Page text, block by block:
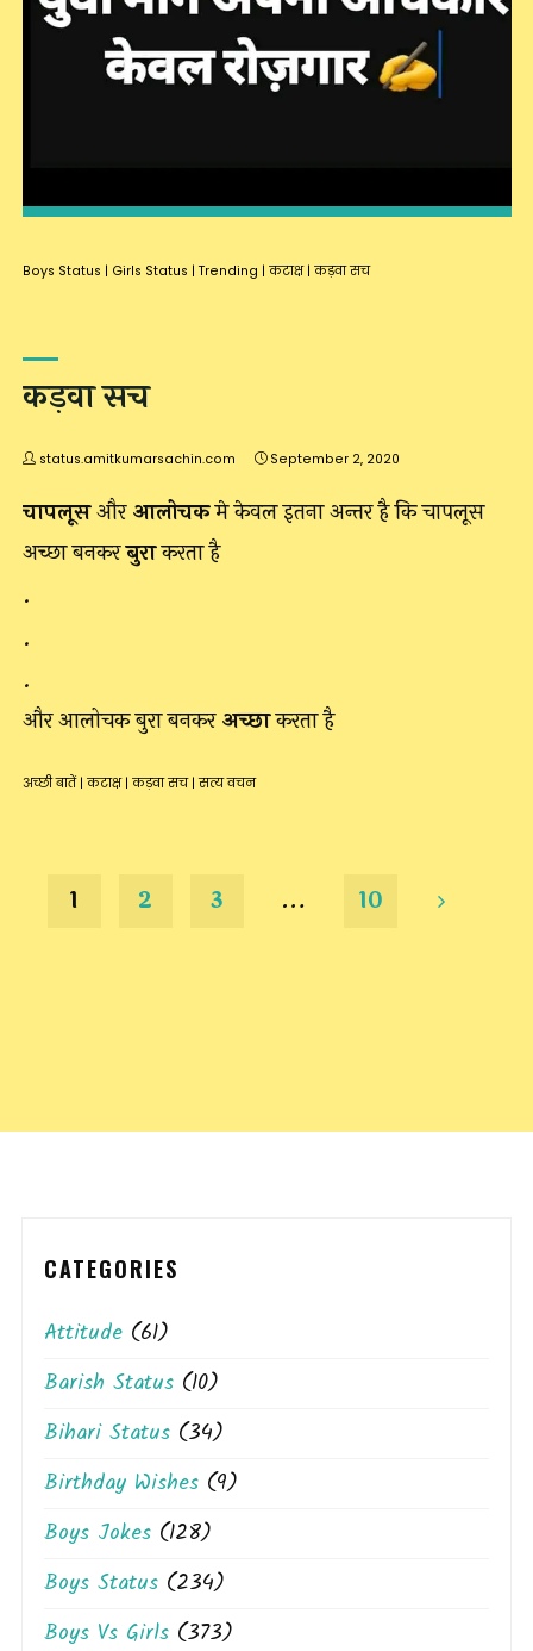
Boys Status | Girls Status | Trending | कटाक्ष | कड़वा सच
कड़वा सच
status.amitkumarsachin.com September 2, 2020
चापलूसऔरआलोचकमे केवल इतना अन्तर है कि चापलूस
अच्छा बनकरबुराकरता है
.
.
.
और आलोचक बुरा बनकरअच्छाकरता है
अच्छी बातें | कटाक्ष | कड़वा सच | सत्य वचन
1 2 3 … 10
CATEGORIES
Attitude (61)
Barish Status (10)
Bihari Status (34)
Birthday Wishes (9)
Boys Jokes (128)
Boys Status (234)
Boys Vs Girls (373)